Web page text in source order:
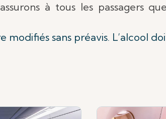
à tous les passagers
sans préavis. L’alcool